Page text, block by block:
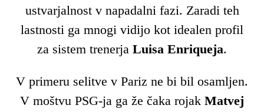
ustvarjalnost v napadalni fazi. Zaradi teh
lastnosti ga mnogi vidijo kot idealen profil
za sistem trenerja Luisa Enriqueja.
V primeru selitve v Pariz ne bi bil osamljen.
V moštvu PSG-ja ga že čaka rojak Matvej